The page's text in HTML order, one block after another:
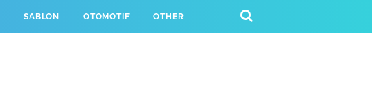
SABLON OTOMOTIF OTHER